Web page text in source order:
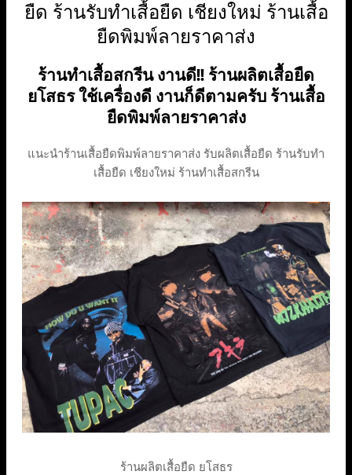
ยืด ร้านรับทำเสื้อยืด เชียงใหม่ ร้านเสื้อ
ยืดพิมพ์ลายราคาส่ง
ร้านทําเสื้อสกรีน งานดี!! ร้านผลิตเสื้อยืด
ยโสธร ใช้เครื่องดี งานก็ดีตามครับ ร้านเสื้อ
ยืดพิมพ์ลายราคาส่ง
แนะนำร้านเสื้อยืดพิมพ์ลายราคาส่ง รับผลิตเสื้อยืด ร้านรับทำ
เสื้อยืด เชียงใหม่ ร้านทําเสื้อสกรีน
ร้านผลิตเสื้อยืด ยโสธร